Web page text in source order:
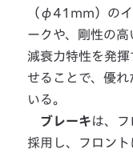
（φ41mm）のイ
ークや、剛性の
減衰力特性を発
せることで、優
いる。
ブレーキは、
採用し、フロン